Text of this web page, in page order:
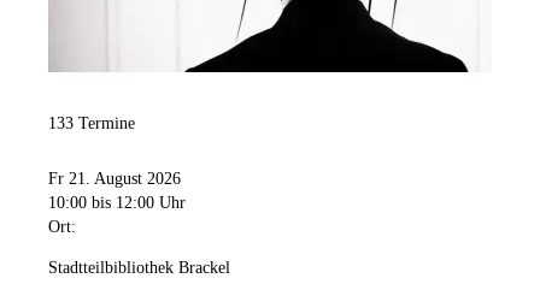
133 Termine
Fr 21. August 2026
10:00 bis 12:00 Uhr
Ort:
Stadtteilbibliothek Brackel